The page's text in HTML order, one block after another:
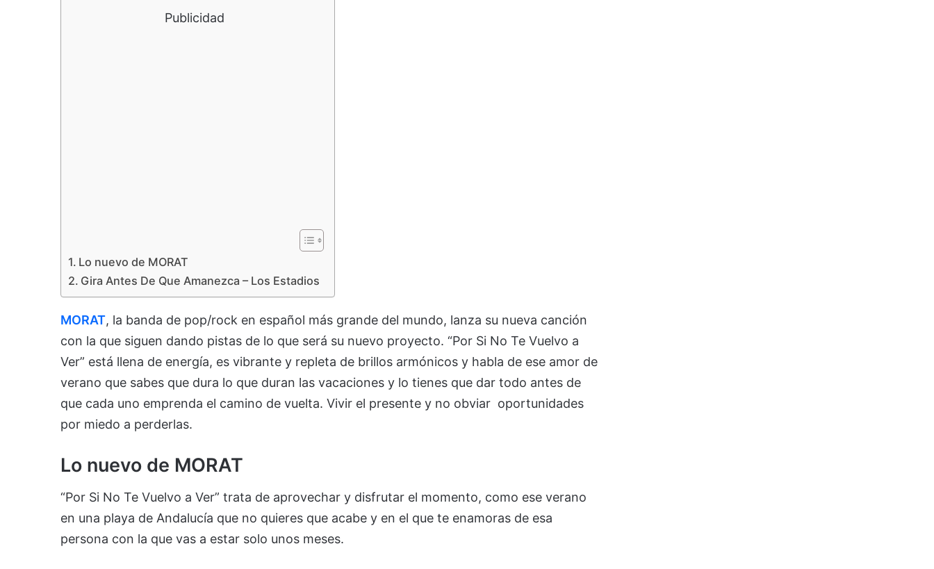
Publicidad
Lo nuevo de MORAT
Gira Antes De Que Amanezca – Los Estadios
MORAT, la banda de pop/rock en español más grande del mundo, lanza su nueva canción
con la que siguen dando pistas de lo que será su nuevo proyecto. “Por Si No Te Vuelvo a
Ver” está llena de energía, es vibrante y repleta de brillos armónicos y habla de ese amor de
verano que sabes que dura lo que duran las vacaciones y lo tienes que dar todo antes de
que cada uno emprenda el camino de vuelta. Vivir el presente y no obviar oportunidades
por miedo a perderlas.
Lo nuevo de MORAT
“Por Si No Te Vuelvo a Ver” trata de aprovechar y disfrutar el momento, como ese verano
en una playa de Andalucía que no quieres que acabe y en el que te enamoras de esa
persona con la que vas a estar solo unos meses.